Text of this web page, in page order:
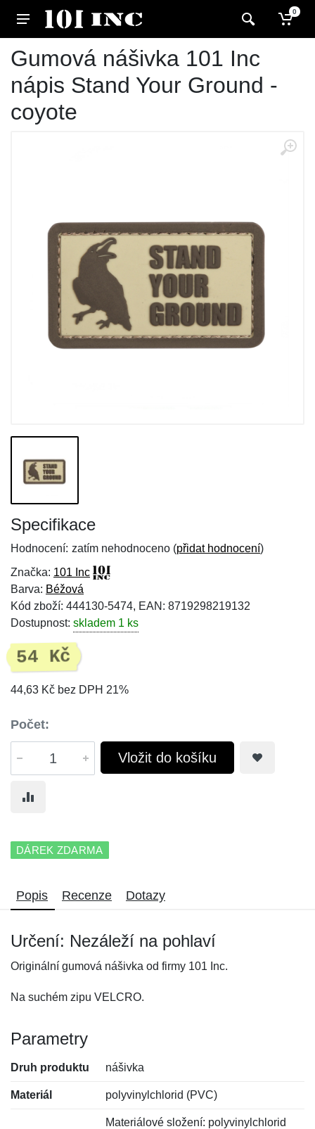
0
Gumová nášivka 101 Inc
nápis Stand Your Ground -
coyote
Specifikace
Hodnocení: zatím nehodnoceno (přidat hodnocení)
Značka: 101 Inc
Barva: Béžová
Kód zboží: 444130-5474, EAN: 8719298219132
Dostupnost: skladem 1 ks
54 Kč
44,63 Kč bez DPH 21%
Počet:
Vložit do košíku
DÁREK ZDARMA
Popis Recenze Dotazy
Určení: Nezáleží na pohlaví
Originální gumová nášivka od firmy 101 Inc.
Na suchém zipu VELCRO.
Parametry
Druh produktu nášivka
Materiál polyvinylchlorid (PVC)
Materiálové složení: polyvinylchlorid